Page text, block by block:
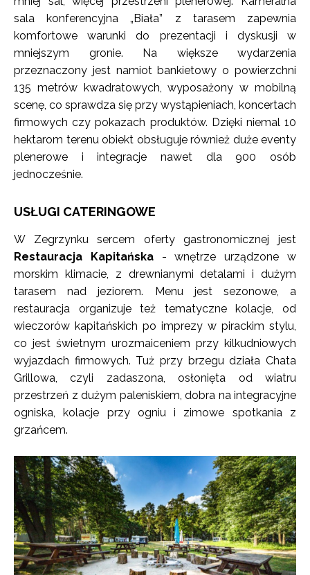
sala konferencyjna „Biała” z tarasem zapewnia
komfortowe warunki do prezentacji i dyskusji w
mniejszym gronie. Na większe wydarzenia
przeznaczony jest namiot bankietowy o powierzchni
135 metrów kwadratowych, wyposażony w mobilną
scenę, co sprawdza się przy wystąpieniach, koncertach
firmowych czy pokazach produktów. Dzięki niemal 10
hektarom terenu obiekt obsługuje również duże eventy
plenerowe i integracje nawet dla 900 osób
jednocześnie.
USŁUGI CATERINGOWE
W Zegrzynku sercem oferty gastronomicznej jest
Restauracja Kapitańska- wnętrze urządzone w
morskim klimacie, z drewnianymi detalami i dużym
tarasem nad jeziorem. Menu jest sezonowe, a
restauracja organizuje też tematyczne kolacje, od
wieczorów kapitańskich po imprezy w pirackim stylu,
co jest świetnym urozmaiceniem przy kilkudniowych
wyjazdach firmowych. Tuż przy brzegu działa Chata
Grillowa, czyli zadaszona, osłonięta od wiatru
przestrzeń z dużym paleniskiem, dobra na integracyjne
ogniska, kolacje przy ogniu i zimowe spotkania z
grzańcem.